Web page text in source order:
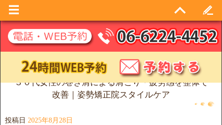
３０代女性の巻き肩による肩こり・疲労感を整体で
改善｜姿勢矯正院スタイルケア
投稿日 2025年8月28日